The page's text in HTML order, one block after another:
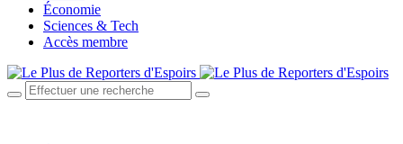
Économie
Sciences & Tech
Accès membre